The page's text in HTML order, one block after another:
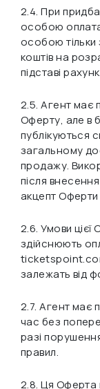
2.4. При
особою
особою
коштів на
підставі
2.5. Агент має
Оферту, але в
публікуються
загальному
продажу.
після
акцепт Оферти
2.6. Умови цієї
здійснюють
залежать від
2.7. Агент має
час без
разі
правил.
2.8. Ця Оферта